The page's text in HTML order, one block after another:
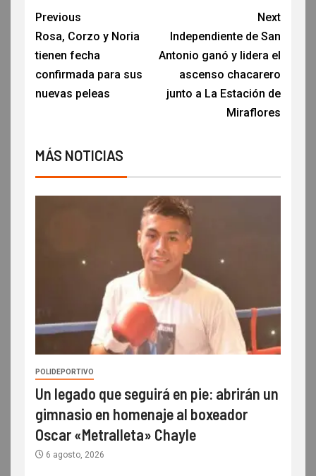
Previous
Rosa, Corzo y Noria
tienen fecha
confirmada para sus
nuevas peleas
Next
Independiente de San
Antonio ganó y lidera el
ascenso chacarero
junto a La Estación de
Miraflores
MÁS NOTICIAS
POLIDEPORTIVO
Un legado que seguirá en pie: abrirán un
gimnasio en homenaje al boxeador
Oscar «Metralleta» Chayle
6 agosto, 2026